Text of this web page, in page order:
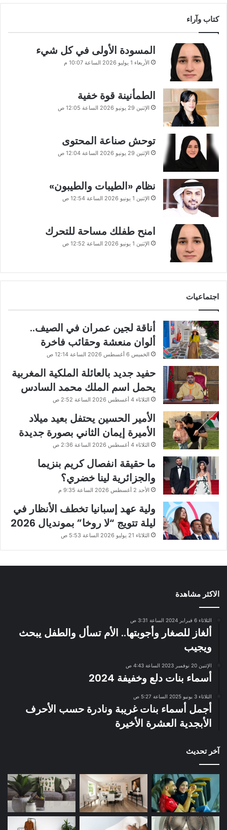
كتاب وآراء
المسودة الأولى في كل شيء
الأربعاء 1 يوليو 2026 الساعة 10:07 م
الطمأنينة قوة خفية
الإثنين 29 يونيو 2026 الساعة 12:05 ص
توحش صناعة المحتوى
الإثنين 29 يونيو 2026 الساعة 12:04 ص
نظام «الطيبات والطيبون»
الإثنين 1 يونيو 2026 الساعة 12:54 ص
امنح طفلك مساحة للتحرك
الإثنين 1 يونيو 2026 الساعة 12:52 ص
اجتماعيات
أناقة لجين عمران في الصيف..
ألوان منعشة وحقائب فاخرة
الخميس 6 أغسطس 2026 الساعة 12:14 ص
حفيد جديد بالعائلة الملكية المغربية
يحمل اسم الملك محمد السادس
الثلاثاء 4 أغسطس 2026 الساعة 2:52 ص
الأمير الحسين يحتفل بعيد ميلاد
الأميرة إيمان الثاني بصورة جديدة
الثلاثاء 4 أغسطس 2026 الساعة 2:36 ص
ما حقيقة انفصال كريم بنزيما
والجزائرية لينا خضري؟
الأحد 2 أغسطس 2026 الساعة 9:35 م
ولية عهد إسبانيا تخطف الأنظار في
ليلة تتويج “لا روخا” بمونديال 2026
الثلاثاء 21 يوليو 2026 الساعة 5:53 ص
الاكثر مشاهدة
الثلاثاء 6 فبراير 2024 الساعة 3:31 ص
ألغاز للصغار وأجوبتها.. الأم تسأل والطفل يبحث
ويجيب
الإثنين 20 نوفمبر 2023 الساعة 4:43 ص
أسماء بنات دلع وخفيفة 2024
الثلاثاء 3 يونيو 2025 الساعة 5:27 ص
أجمل أسماء بنات غريبة ونادرة حسب الأحرف
الأبجدية العشرة الأخيرة
آخر تحديث